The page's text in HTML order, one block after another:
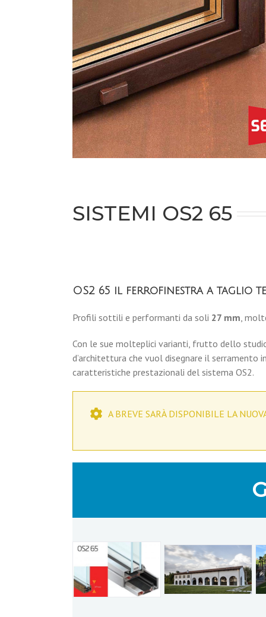
SISTEMI OS2 65
OS2 65 il ferrofinestra a taglio
Profili sottili e performanti da soli 27 mm,
Con le sue molteplici varianti, frutto dello
d’architettura che vuol disegnare il
caratteristiche prestazionali del sistema OS2.
A BREVE SARÀ DISPONIBILE LA